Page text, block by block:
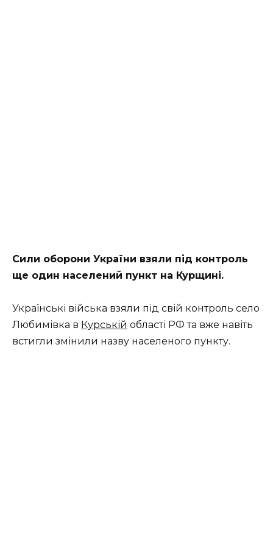
Сили оборони України взяли під контроль
ще один населений пункт на Курщині.
Українські війська взяли під свій контроль село
Любимівка в Курській області РФ та вже навіть
встигли змінили назву населеного пункту.